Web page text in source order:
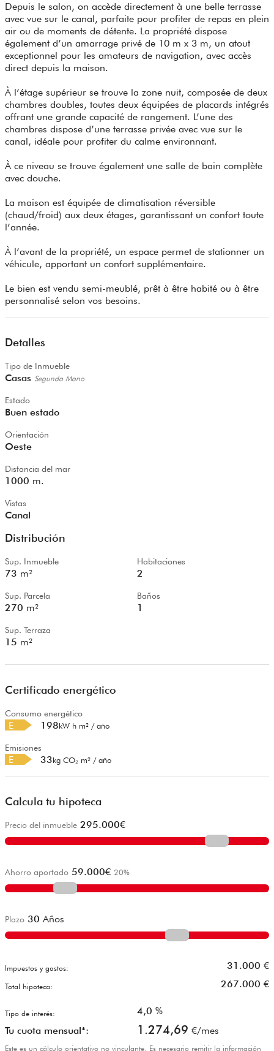
Depuis le salon, on accède directement à une belle terrasse
avec vue sur le canal, parfaite pour profiter de repas en plein
air ou de moments de détente. La propriété dispose
également d’un amarrage privé de 10 m x 3 m, un atout
exceptionnel pour les amateurs de navigation, avec accès
direct depuis la maison.
À l’étage supérieur se trouve la zone nuit, composée de deux
chambres doubles, toutes deux équipées de placards intégrés
offrant une grande capacité de rangement. L’une des
chambres dispose d’une terrasse privée avec vue sur le
canal, idéale pour profiter du calme environnant.
À ce niveau se trouve également une salle de bain complète
avec douche.
La maison est équipée de climatisation réversible
(chaud/froid) aux deux étages, garantissant un confort toute
l’année.
À l’avant de la propriété, un espace permet de stationner un
véhicule, apportant un confort supplémentaire.
Le bien est vendu semi-meublé, prêt à être habité ou à être
personnalisé selon vos besoins.
Detalles
Tipo de Inmueble
Casas Segunda Mano
Estado
Buen estado
Orientación
Oeste
Distancia del mar
1000 m.
Vistas
Canal
Distribución
Sup. Inmueble
73 m²
Sup. Parcela
270 m²
Sup. Terraza
15 m²
Habitaciones
2
Baños
1
Certificado energético
Consumo energético
E 198kW h m² / año
Emisiones
E 33kg CO₂ m² / año
Calcula tu hipoteca
Precio del inmueble 295.000€
Ahorro aportado 59.000€ 20%
Plazo 30 Años
Impuestos y gastos: 31.000 €
Total hipoteca: 267.000 €
Tipo de interés: 4,0 %
Tu cuota mensual*:
1.274,69 €/mes
Este es un cálculo orientativo no vinculante. Es necesario remitir la información